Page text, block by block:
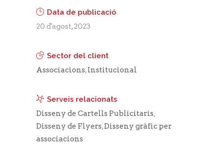
Data de publicació
20 d'agost, 2023
Sector del client
Associacions,Institucional
Serveis relacionats
Disseny de Cartells Publicitaris,
Disseny de Flyers,Disseny gràfic per
associacions